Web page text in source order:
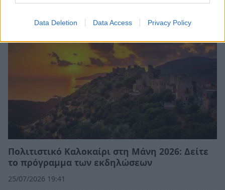
Data Deletion Data Access Privacy Policy
Πολιτιστικό Καλοκαίρι στη Μάνη 2026: Δείτε
το πρόγραμμα των εκδηλώσεων
25/07/2026 19:41